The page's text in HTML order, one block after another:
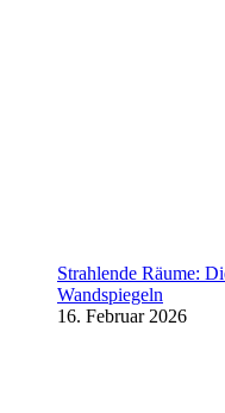
Strahlende Räume:
Wandspiegeln
16. Februar 2026